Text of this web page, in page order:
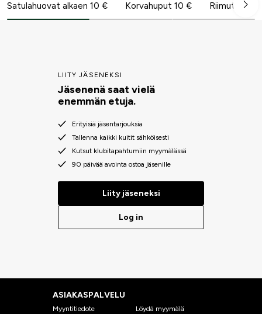
Satulahuovat alkaen 10 € Korvahuput 10 € Riimut 7€
LIITY JÄSENEKSI
Jäsenenä saat vielä
enemmän etuja.
Erityisiä jäsentarjouksia
Tallenna kaikki kuitit sähköisesti
Kutsut klubitapahtumiin myymälässä
90 päivää avointa ostoa jäsenille
Liity jäseneksi
Log in
ASIAKASPALVELU
Myyntitiedote
Löydä myymälä